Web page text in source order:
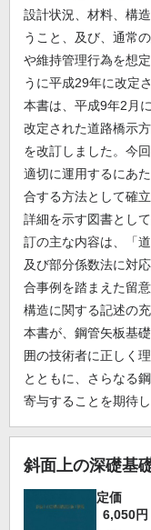
設計状況、材料、構
うこと、及び、通常
や維持管理行為を想
うに平成29年に改定
本書は、平成9年2月
改定された道路橋示
を改訂しました。今
適切に運用するにあ
合する方法として確
詳細を示す図書とし
訂の主な内容は、「
及び部分係数法に対
合事例を踏まえた留
構造に関する記述の充
本書が、鋼管矢板基
囲の技術者に正しく
とともに、さらなる
寄与することを期待し
斜面上の深礎基
定価
6,050円